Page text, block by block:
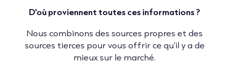
D'où proviennent toutes ces informations ?
Nous combinons des sources propres et des
sources tierces pour vous offrir ce qu'il y a de
mieux sur le marché.